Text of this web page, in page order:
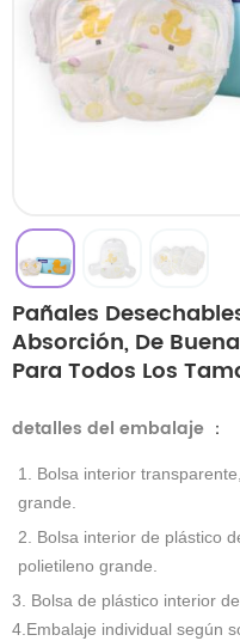
Pañales
Absorción, De
Para Todos Los
detalles del embalaje ：
1. Bolsa interior
grande.
2. Bolsa interior de plástico
polietileno grande.
3. Bolsa de plástico interior
4.Embalaje individual según